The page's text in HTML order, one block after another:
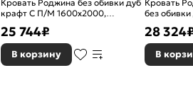
Кровать Роджина без обивки дуб
крафт С П/М 1600x2000,
изголовье жесткое
25 744₽
В корзину
Кровать
без
основание,
28 324
В